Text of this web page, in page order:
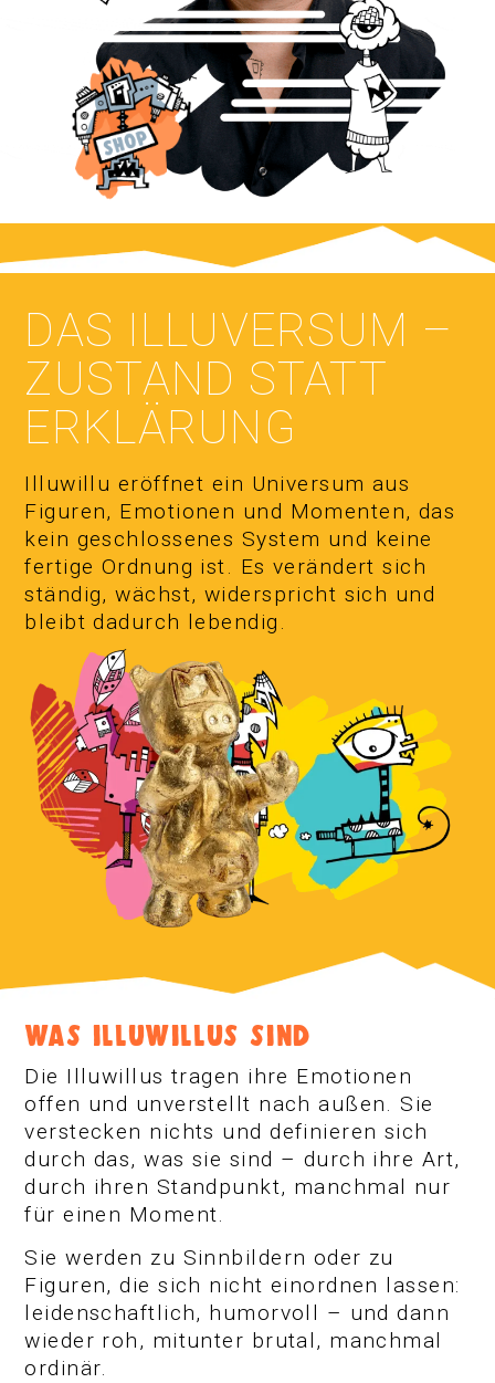
DAS ILLUVERSUM –
ZUSTAND STATT
ERKLÄRUNG
Illuwillu eröffnet ein Universum aus
Figuren, Emotionen und Momenten, das
kein geschlossenes System und keine
fertige Ordnung ist. Es verändert sich
ständig, wächst, widerspricht sich und
bleibt dadurch lebendig.
WAS ILLUWILLUS SIND
Die Illuwillus tragen ihre Emotionen
offen und unverstellt nach außen. Sie
verstecken nichts und definieren sich
durch das, was sie sind – durch ihre Art,
durch ihren Standpunkt, manchmal nur
für einen Moment.
Sie werden zu Sinnbildern oder zu
Figuren, die sich nicht einordnen lassen:
leidenschaftlich, humorvoll – und dann
wieder roh, mitunter brutal, manchmal
ordinär.